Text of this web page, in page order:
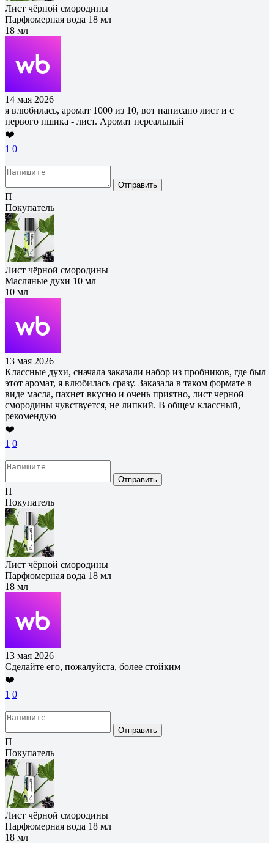
Лист чёрной смородины
Парфюмерная вода 18 мл
18 мл
14 мая 2026
я влюбилась, аромат 1000 из 10, вот написано лист и с
первого пшика - лист. Аромат нереальный
❤️
1 0
Отправить
П
Покупатель
Лист чёрной смородины
Масляные духи 10 мл
10 мл
13 мая 2026
Классные духи, сначала заказали набор из пробников, где был
этот аромат, я влюбилась сразу. Заказала в таком формате в
виде масла, пахнет вкусно и очень приятно, лист черной
смородины чувствуется, не липкий. В общем классный,
рекомендую
❤️
1 0
Отправить
П
Покупатель
Лист чёрной смородины
Парфюмерная вода 18 мл
18 мл
13 мая 2026
Сделайте его, пожалуйста, более стойким
❤️
1 0
Отправить
П
Покупатель
Лист чёрной смородины
Парфюмерная вода 18 мл
18 мл